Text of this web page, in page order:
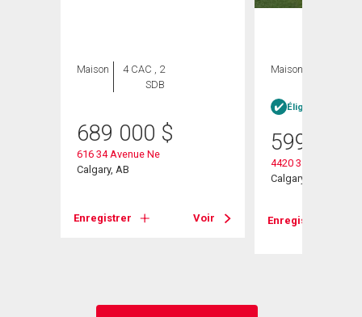
Maison
4 CAC , 2
SDB
689 000 $
616 34 Avenue Ne
Calgary, AB
Enregistrer Voir
Maison
Éligible Louer
599 000
4420 3 Street Ne
Calgary, AB
Enregistrer